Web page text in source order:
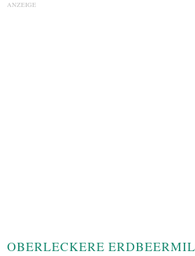
ANZEIGE
OBERLECKERE